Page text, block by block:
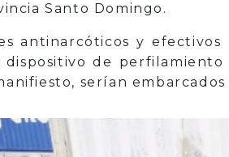
Santo Domingo.
antinarcóticos y
de
serían